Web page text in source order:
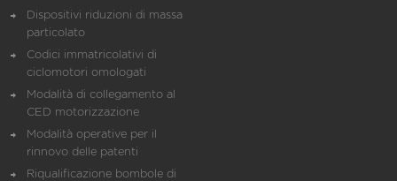
Dispositivi riduzioni di massa
particolato
Codici immatricolativi di
ciclomotori omologati
Modalità di collegamento al
CED motorizzazione
Modalità operative per il
rinnovo delle patenti
Riqualificazione bombole di